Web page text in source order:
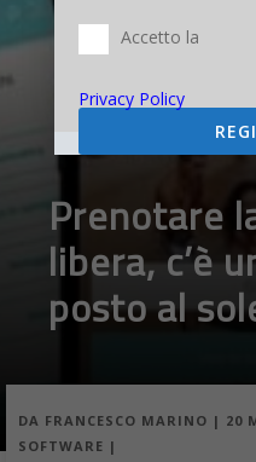
Prenotare
libera, c’è
posto al
DA FRANCESCO MARINO | 20
SOFTWARE |
Accetto la
Privacy Policy